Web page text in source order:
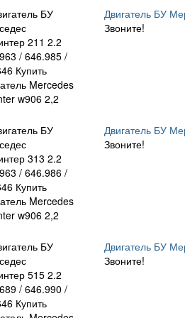
Двигатель БУ
Звоните!
Двигатель БУ
Звоните!
Двигатель БУ
Звоните!